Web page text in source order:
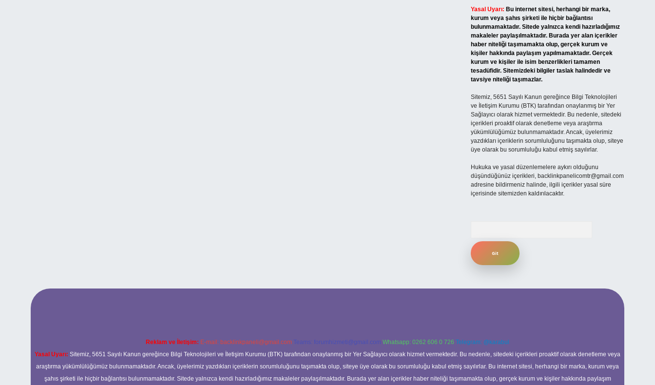
Yasal Uyarı: Bu internet sitesi, herhangi bir marka,
kurum veya şahıs şirketi ile hiçbir bağlantısı
bulunmamaktadır. Sitede yalnızca kendi hazırladığımız
makaleler paylaşılmaktadır. Burada yer alan içerikler
haber niteliği taşımamakta olup, gerçek kurum ve
kişiler hakkında paylaşım yapılmamaktadır. Gerçek
kurum ve kişiler ile isim benzerlikleri tamamen
tesadüfidir. Sitemizdeki bilgiler taslak halindedir ve
tavsiye niteliği taşımazlar.
Sitemiz, 5651 Sayılı Kanun gereğince Bilgi Teknolojileri
ve İletişim Kurumu (BTK) tarafından onaylanmış bir Yer
Sağlayıcı olarak hizmet vermektedir. Bu nedenle, sitedeki
içerikleri proaktif olarak denetleme veya araştırma
yükümlülüğümüz bulunmamaktadır. Ancak, üyelerimiz
yazdıkları içeriklerin sorumluluğunu taşımakta olup, siteye
üye olarak bu sorumluluğu kabul etmiş sayılırlar.
Hukuka ve yasal düzenlemelere aykırı olduğunu
düşündüğünüz içerikleri, backlinkpanelicomtr@gmail.com
adresine bildirmeniz halinde, ilgili içerikler yasal süre
içerisinde sitemizden kaldırılacaktır.
Reklam ve İletişim: E-mail: backlinkpaneli@gmail.com Teams: forumhizmeti@gmail.com Whatsapp: 0262 606 0 726 Telegram: @karabul
Yasal Uyarı: Sitemiz, 5651 Sayılı Kanun gereğince Bilgi Teknolojileri ve İletişim Kurumu (BTK) tarafından onaylanmış bir Yer Sağlayıcı olarak hizmet vermektedir. Bu nedenle, sitedeki içerikleri proaktif olarak denetleme veya
araştırma yükümlülüğümüz bulunmamaktadır. Ancak, üyelerimiz yazdıkları içeriklerin sorumluluğunu taşımakta olup, siteye üye olarak bu sorumluluğu kabul etmiş sayılırlar. Bu internet sitesi, herhangi bir marka, kurum veya
şahıs şirketi ile hiçbir bağlantısı bulunmamaktadır. Sitede yalnızca kendi hazırladığımız makaleler paylaşılmaktadır. Burada yer alan içerikler haber niteliği taşımamakta olup, gerçek kurum ve kişiler hakkında paylaşım